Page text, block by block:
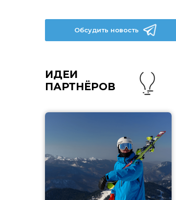
Обсудить новость
ИДЕИ
ПАРТНЁРОВ